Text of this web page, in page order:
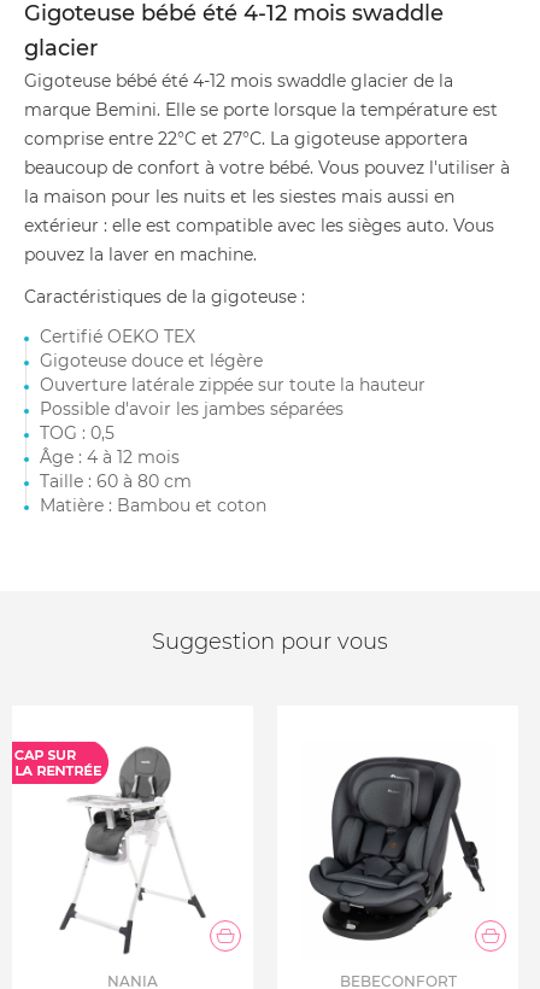
Gigoteuse bébé été 4-12 mois swaddle
glacier
Gigoteuse bébé été 4-12 mois swaddle glacier de la
marque Bemini. Elle se porte lorsque la température est
comprise entre 22°C et 27°C. La gigoteuse apportera
beaucoup de confort à votre bébé. Vous pouvez l'utiliser à
la maison pour les nuits et les siestes mais aussi en
extérieur : elle est compatible avec les sièges auto. Vous
pouvez la laver en machine.
Caractéristiques de la gigoteuse :
Certifié OEKO TEX
Gigoteuse douce et légère
Ouverture latérale zippée sur toute la hauteur
Possible d'avoir les jambes séparées
TOG : 0,5
Âge : 4 à 12 mois
Taille : 60 à 80 cm
Matière : Bambou et coton
Suggestion pour vous
NANIA BEBECONFORT